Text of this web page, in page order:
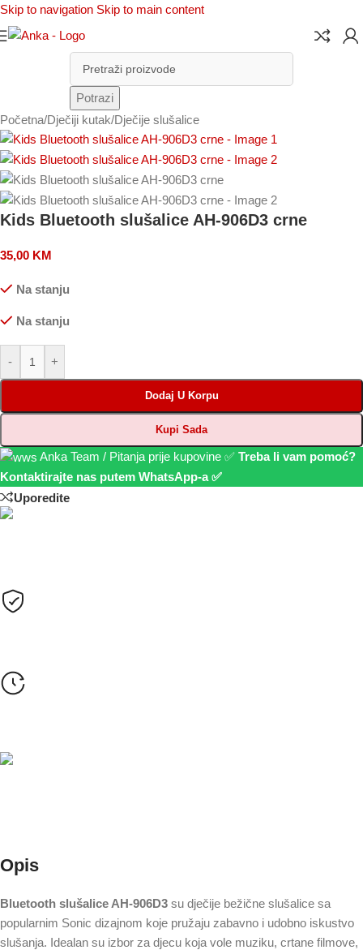
Skip to navigation Skip to main content
Potrazi
Početna/Dječiji kutak/Dječije slušalice
Kids Bluetooth slušalice AH-906D3 crne
35,00 KM
Na stanju
Na stanju
- +
Dodaj U Korpu
Kupi Sada
Anka Team / Pitanja prije kupovine ✅ Treba li vam pomoć?
Kontaktirajte nas putem WhatsApp-a ✅
Uporedite
Opis
Bluetooth slušalice AH-906D3 su dječije bežične slušalice sa
popularnim Sonic dizajnom koje pružaju zabavno i udobno iskustvo
slušanja. Idealan su izbor za djecu koja vole muziku, crtane filmove,